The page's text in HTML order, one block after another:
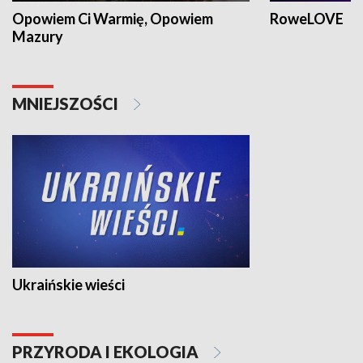
Opowiem Ci Warmię, Opowiem
Mazury
RoweLOVE
MNIEJSZOŚCI
Ukraińskie wieści
PRZYRODA I EKOLOGIA